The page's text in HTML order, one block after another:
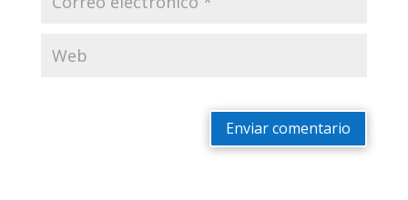
Enviar comentario